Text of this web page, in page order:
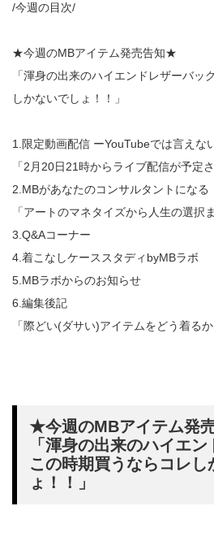
/今週の目次/
★今週のMBアイテム発売告知★
「渾身の出来のハイエンドレザーバッ
しかないでしょ！！」
1.限定動画配信 ーYouTubeでは言えな
「2月20日21時からライブ配信が予定
2.MBがあなたのコンサルタントになる
「アートのマネタイズから人生の選択
3.Q&Aコーナー
4.着こなしケーススタディbyMBラボ
5.MBラボからのお知らせ
6.編集後記
「際どい(ダサい)アイテムをどう着るか
★今週のMBアイテム発
「渾身の出来のハイエン
この時期買うならコレし
ょ！！」